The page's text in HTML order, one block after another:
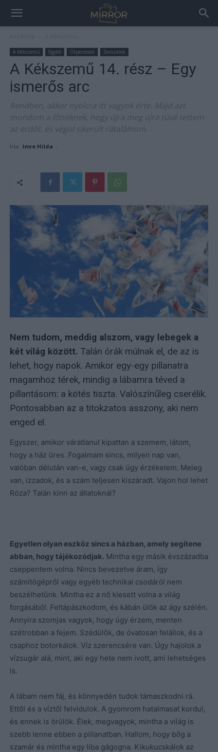
A Kékszemű Egyéb Ötpercesek Sorozatok
A Kékszemű 14. rész – Egy
ismerős arc
Rendben, akkor nyolcra itt vagyok érte. Majd azt
mondom a főnöknek, hogy újra meg újra tűvé tettem
az erdőt, és végül sikerült rátalálnom.
Írta: Imre Hilda -
Nem tudom, meddig alszom, vagy lebegek a
két világ között. Talán órák múlnak el, de az is
lehet, hogy napok. Amikor egy-egy pillanatra
magamhoz térek, mindig a lábamra téved a
pillantásom: a kötés tiszta. Valószínűleg cserélik.
Pontosabban az a titokzatos asszony, aki nem
enged el.
Egyszer, amikor váratlanul kipattan a szemem, látom,
hogy a ház üres. Fogalmam sincs, milyen nap van,
valóban délután van-e, vagy csak úgy érzékelem. Meleg
van, izzadok, és a szám teljesen kiszáradt. Vajon hol lehet
Róza? Talán kinn az állatoknál?
Egyetlen olyan eszköz sincs a házban, amely segítene
abban, hogy tájékozódjak. Mintha egy másik évszázadba
cseppentem volna. Nincs bevezetve áram, így
számítógépről vagy egyéb technikai csodáról nem
beszélhetünk. Mintha ez a nő kiesett volna a világ
forgásából. Feltápászkodom, és kábán ülök az ágy szélén.
Annyira szomjas vagyok, hogy úgy érzem, menten
szétrobban a fejem. Szédülök, de óvatosan felállok, és a
csaphoz botorkálok. Víz szerencsére van. Úgy hajolok a
vízsugár alá, mint, aki egy hete nem ivott, ami lehetséges
is.
A lábam nem fáj, és könnyedén tudok támaszkodni rá.
Ettől és a víztől felvidulok. A gyomrom hatalmasat kordul,
és ennek is örülök. Élek, megvagyok, mintha a világ is
szebb lenne ebben a pillanatban. Hallom, hogy bőg a
szamár és mintha egy liba gágogna. Kikukucskálok az